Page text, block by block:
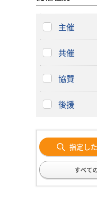
主催
共催
協賛
後援
指定し
すべて